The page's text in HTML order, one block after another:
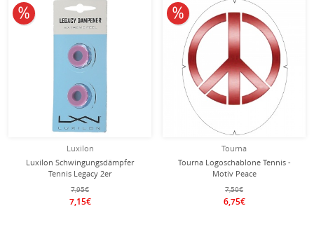
Luxilon
Luxilon Schwingungsdämpfer
Tennis Legacy 2er
7,95€
7,15€
10% reduziert
Tourna
Tourna Logoschablone Tennis -
Motiv Peace
7,50€
6,75€
10% reduziert